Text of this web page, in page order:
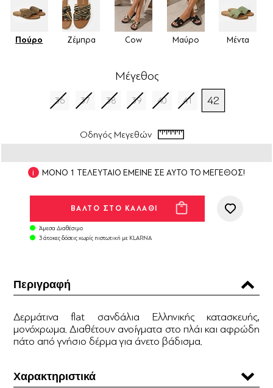
Πούρο Ζέμπρα Cow Μαύρο Μέντα
Μέγεθος
36 37 38 39 40 41 42
Οδηγός Μεγεθών
ΜΟΝΟ 1 ΤΕΛΕΥΤΑΙΟ ΕΜΕΙΝΕ ΣΕ ΑΥΤΟ ΤΟ ΜΕΓΕΘΟΣ!
Άμεσα Διαθέσιμο
3 άτοκες δόσεις χωρίς πιστωτική με KLARNA
Περιγραφή
Δερμάτινα flat σανδάλια Ελληνικής κατασκευής,
μονόχρωμα. Διαθέτουν ανοίγματα στο πλάι και αφρώδη
πάτο από γνήσιο δέρμα για άνετο βάδισμα.
Χαρακτηριστικά